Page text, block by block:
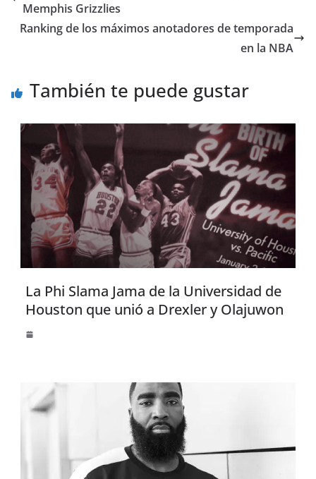
Memphis Grizzlies
Ranking de los máximos anotadores de temporada
en la NBA
También te puede gustar
La Phi Slama Jama de la Universidad de
Houston que unió a Drexler y Olajuwon